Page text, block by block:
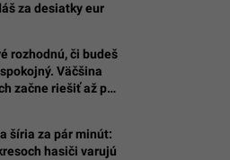
za desiatky eur
rozhodnú, či budeš
Väčšina
začne riešiť až po
šíria za pár minút:
hasiči varujú